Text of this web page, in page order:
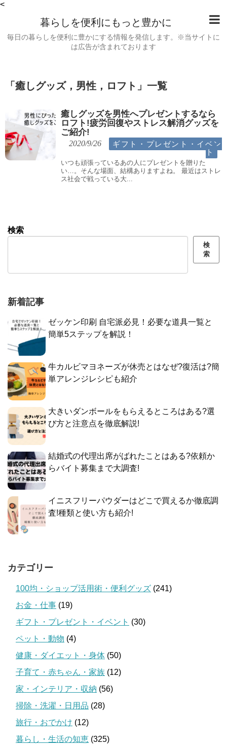
<
暮らしを便利にもっと豊かに
毎日の暮らしを便利に豊かにする情報を発信します。※当サイトに
は広告が含まれております
「 癒しグッズ，男性，ロフト 」 一覧
癒しグッズを男性へプレゼントするなら
ロフト!疲労回復やストレス解消グッズを
ご紹介!
2020/9/26
ギフト・プレゼント・イベン
ト
いつも頑張っているあの人にプレゼントを贈りた
い…。そんな場面、結構ありますよね。 最近はストレ
ス社会で戦っている大...
検索
検
索
新着記事
ゼッケン印刷 自宅派必見！必要な道具一覧と
簡単5ステップを解説！
牛カルビマヨネーズが休売とはなぜ?復活は?簡
単アレンジレシピも紹介
大きいダンボールをもらえるところはある?選
び方と注意点を徹底解説!
結婚式の代理出席がばれたことはある?依頼か
らバイト募集まで大調査!
イニスフリーパウダーはどこで買えるか徹底調
査!種類と使い方も紹介!
カテゴリー
100均・ショップ活用術・便利グッズ (241)
お金・仕事 (19)
ギフト・プレゼント・イベント (30)
ペット・動物 (4)
健康・ダイエット・身体 (50)
子育て・赤ちゃん・家族 (12)
家・インテリア・収納 (56)
掃除・洗濯・日用品 (28)
旅行・おでかけ (12)
暮らし・生活の知恵 (325)